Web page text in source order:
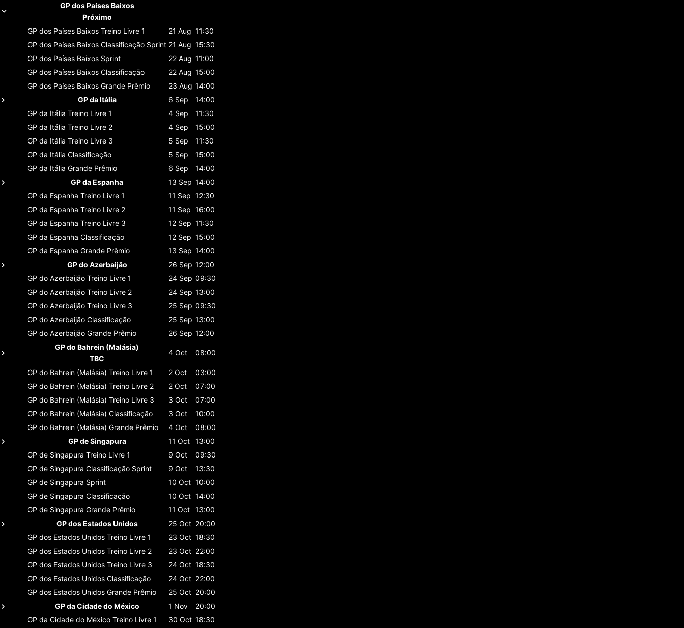
GP dos Países Baixos
Próximo
GP dos Países Baixos Treino Livre 1 21 Aug 11:30
GP dos Países Baixos Classificaçāo Sprint 21 Aug 15:30
GP dos Países Baixos Sprint 22 Aug 11:00
GP dos Países Baixos Classificaçāo 22 Aug 15:00
GP dos Países Baixos Grande Prêmio 23 Aug 14:00
GP da Itália
6 Sep
14:00
GP da Itália Treino Livre 1 4 Sep
11:30
GP da Itália Treino Livre 2 4 Sep
15:00
GP da Itália Treino Livre 3 5 Sep
11:30
GP da Itália Classificaçāo 5 Sep
15:00
GP da Itália Grande Prêmio 6 Sep
14:00
GP da Espanha
13 Sep 14:00
GP da Espanha Treino Livre 1 11 Sep 12:30
GP da Espanha Treino Livre 2 11 Sep 16:00
GP da Espanha Treino Livre 3 12 Sep 11:30
GP da Espanha Classificaçāo 12 Sep 15:00
GP da Espanha Grande Prêmio 13 Sep 14:00
GP do Azerbaijão
26 Sep 12:00
GP do Azerbaijão Treino Livre 1 24 Sep 09:30
GP do Azerbaijão Treino Livre 2 24 Sep 13:00
GP do Azerbaijão Treino Livre 3 25 Sep 09:30
GP do Azerbaijão Classificaçāo 25 Sep 13:00
GP do Azerbaijão Grande Prêmio 26 Sep 12:00
GP do Bahrein (Malásia)
TBC
4 Oct 08:00
GP do Bahrein (Malásia) Treino Livre 1 2 Oct
03:00
GP do Bahrein (Malásia) Treino Livre 2 2 Oct
07:00
GP do Bahrein (Malásia) Treino Livre 3 3 Oct
07:00
GP do Bahrein (Malásia) Classificaçāo 3 Oct
10:00
GP do Bahrein (Malásia) Grande Prêmio 4 Oct
08:00
GP de Singapura
11 Oct
13:00
GP de Singapura Treino Livre 1 9 Oct
09:30
GP de Singapura Classificaçāo Sprint 9 Oct
13:30
GP de Singapura Sprint 10 Oct 10:00
GP de Singapura Classificaçāo 10 Oct 14:00
GP de Singapura Grande Prêmio 11 Oct
13:00
GP dos Estados Unidos
25 Oct 20:00
GP dos Estados Unidos Treino Livre 1 23 Oct 18:30
GP dos Estados Unidos Treino Livre 2 23 Oct 22:00
GP dos Estados Unidos Treino Livre 3 24 Oct 18:30
GP dos Estados Unidos Classificaçāo 24 Oct 22:00
GP dos Estados Unidos Grande Prêmio 25 Oct 20:00
GP da Cidade do México
1 Nov
20:00
GP da Cidade do México Treino Livre 1 30 Oct 18:30